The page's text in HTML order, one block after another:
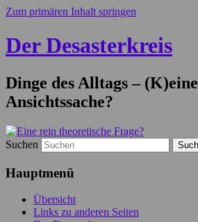
Zum primären Inhalt springen
Der Desasterkreis
Dinge des Alltags – (K)eine
Ansichtssache?
Suchen
Hauptmenü
Übersicht
Links zu anderen Seiten